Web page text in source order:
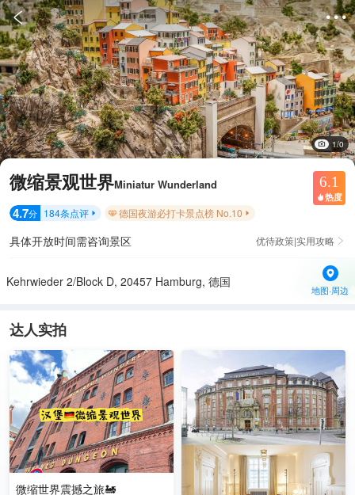
 
1/0
微缩景观世界Miniatur Wunderland 6.1
 热度
4.7分 184条点评  德国夜游必打卡景点榜 No.10 
具体开放时间需咨询景区 优待政策|实用攻略 
Kehrwieder 2/Block D, 20457 Hamburg, 德国
地图·周边
达人实拍
微缩世界震撼之旅🚂